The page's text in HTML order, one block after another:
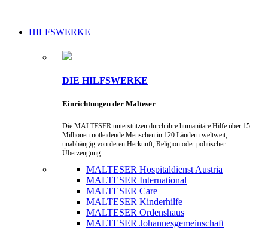
HILFSWERKE
DIE HILFSWERKE
Einrichtungen der Malteser
Die MALTESER unterstützen durch ihre humanitäre Hilfe über 15
Millionen notleidende Menschen in 120 Ländern weltweit,
unabhängig von deren Herkunft, Religion oder politischer
Überzeugung.
MALTESER Hospitaldienst Austria
MALTESER International
MALTESER Care
MALTESER Kinderhilfe
MALTESER Ordenshaus
MALTESER Johannesgemeinschaft